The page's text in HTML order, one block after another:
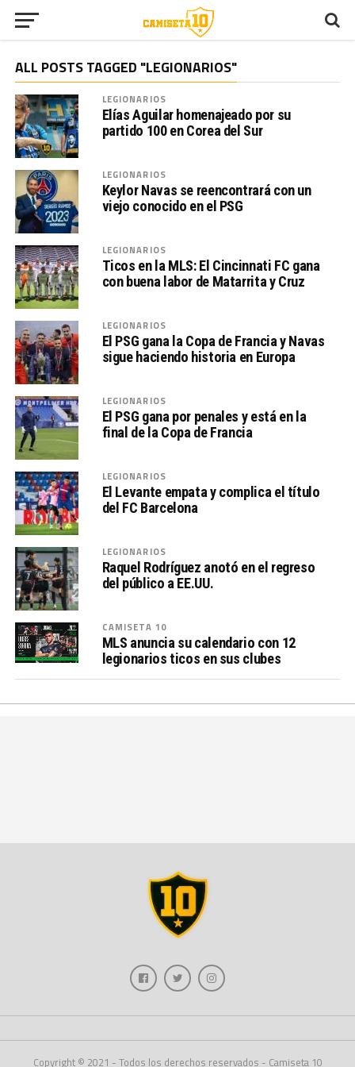
ALL POSTS TAGGED "LEGIONARIOS"
LEGIONARIOS
Elías Aguilar homenajeado por su
partido 100 en Corea del Sur
LEGIONARIOS
Keylor Navas se reencontrará con un
viejo conocido en el PSG
LEGIONARIOS
Ticos en la MLS: El Cincinnati FC gana
con buena labor de Matarrita y Cruz
LEGIONARIOS
El PSG gana la Copa de Francia y Navas
sigue haciendo historia en Europa
LEGIONARIOS
El PSG gana por penales y está en la
final de la Copa de Francia
LEGIONARIOS
El Levante empata y complica el título
del FC Barcelona
LEGIONARIOS
Raquel Rodríguez anotó en el regreso
del público a EE.UU.
CAMISETA 10
MLS anuncia su calendario con 12
legionarios ticos en sus clubes
Copyright © 2021 - Todos los derechos reservados - Camiseta 10